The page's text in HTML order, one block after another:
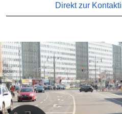
Direkt zur